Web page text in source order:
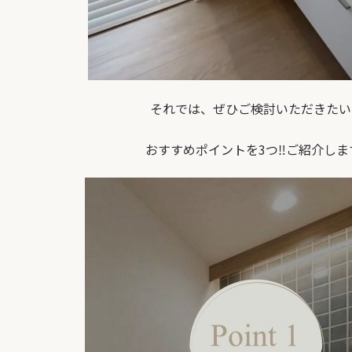
それでは、ぜひご検討いただきた
おすすめポイントを3つ‼ご紹介し